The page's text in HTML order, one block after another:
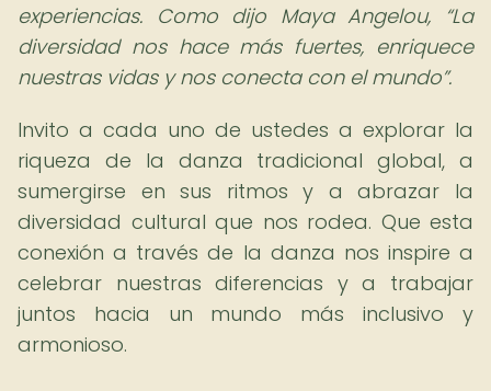
experiencias. Como dijo Maya Angelou,
La
diversidad nos hace más fuertes, enriquece
nuestras vidas y nos conecta con el mundo .
Invito a cada uno de ustedes a explorar la
riqueza de la danza tradicional global, a
sumergirse en sus ritmos y a abrazar la
diversidad cultural que nos rodea. Que esta
conexión a través de la danza nos inspire a
celebrar nuestras diferencias y a trabajar
juntos hacia un mundo más inclusivo y
armonioso.